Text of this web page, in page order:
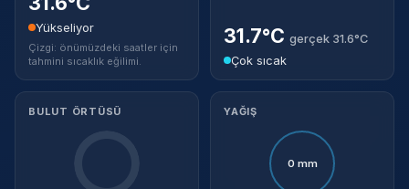
Yükseliyor
Çizgi: önümüzdeki saatler için
tahmini sıcaklık eğilimi.
31.7°C gerçek 31.6°C
Çok sıcak
BULUT ÖRTÜSÜ YAĞIŞ
0 mm